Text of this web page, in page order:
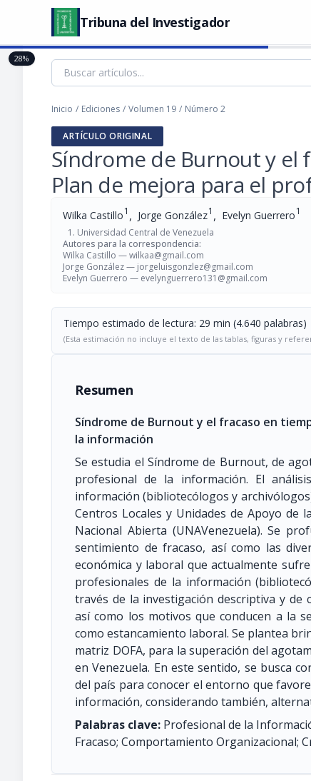
Tribuna del Investigador
Inicio / Ediciones / Volumen 19 / Número 2
ARTÍCULO ORIGINAL
Síndrome de Burnout y el
Plan de mejora para el
Wilka Castillo1 , Jorge González1 , Evelyn Guerrero1
Universidad Central de Venezuela
Autores para la correspondencia:
Wilka Castillo —wilkaa@gmail.com
Jorge González — jorgeluisgonzlez@gmail.com
Evelyn Guerrero — evelynguerrero131@gmail.com
Tiempo estimado de lectura: 29 min (4.640 palabras)
(Esta estimación no incluye el texto de las tablas, figuras y
Resumen
Síndrome de Burnout y el fracaso en
la información
Se estudia el Síndrome de Burnout, de
profesional de la información. El
información (bibliotecólogos y
Centros Locales y Unidades de Apoyo de
Nacional Abierta (UNAVenezuela). Se
sentimiento de fracaso, así como las
económica y laboral que actualmente
profesionales de la información
través de la investigación descriptiva y de
así como los motivos que conducen a la
como estancamiento laboral. Se plantea
matriz DOFA, para la superación del
en Venezuela. En este sentido, se busca
del país para conocer el entorno que
información, considerando también,
Palabras clave: Profesional de la
Fracaso; Comportamiento Organizacional;
28%